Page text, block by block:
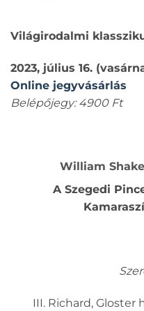
Világirodalmi
2023, július 16.
Online jegyvásárlás
Belépőjegy: 4900 Ft
William
A Szegedi
III. Richard, Gloster